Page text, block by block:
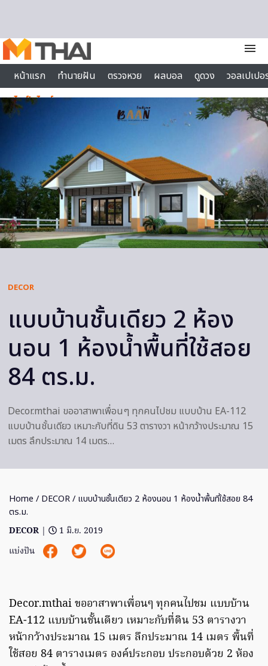
menu
หน้าแรก
ทำนายฝัน ตรวจหวย ผลบอล ดูดวง
วอลเปเป
ไลฟ์สไตล์
DECOR
แบบบ้านชั้นเดียว 2 ห้อง
นอน 1 ห้องน้ำพื้นที่ใช้สอย
84 ตร.ม.
Decor.mthai ขออาสาพาเพื่อนๆ ทุกคนไปชม แบบบ้าน EA-112
แบบบ้านชั้นเดียว เหมาะกับที่ดิน 53 ตารางวา หน้ากว้างประมาณ 15
เมตร ลึกประมาณ 14 เมตร…
Home / DECOR/ แบบบ้านชั้นเดียว 2 ห้องนอน 1 ห้องน้ำพื้นที่ใช้สอย 84
ตร.ม.
DECOR |
1 มิ.ย. 2019
แบ่งปัน
Decor.mthai ขออาสาพาเพื่อนๆ ทุกคนไปชม แบบบ้าน
EA-112 แบบบ้านชั้นเดียว เหมาะกับที่ดิน 53 ตารางวา
หน้ากว้างประมาณ 15 เมตร ลึกประมาณ 14 เมตร พื้นที่
ใช้สอย 84 ตารางเมตร องค์ประกอบ ประกอบด้วย 2 ห้อง